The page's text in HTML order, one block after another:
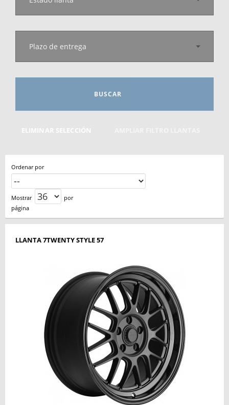
Plazo de entrega
BUSCAR
ELIMINAR SELECCIÓN
Ordenar por
Mostrar
por
página
LLANTA 7TWENTY STYLE 57